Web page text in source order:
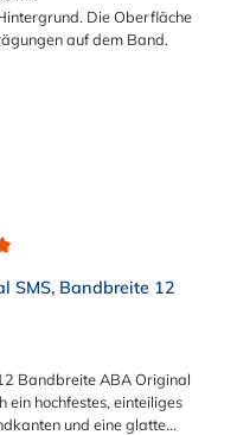
SMS, Bandbreite 12
Bandbreite ABA Original
ein hochfestes, einteiliges
und eine glatte